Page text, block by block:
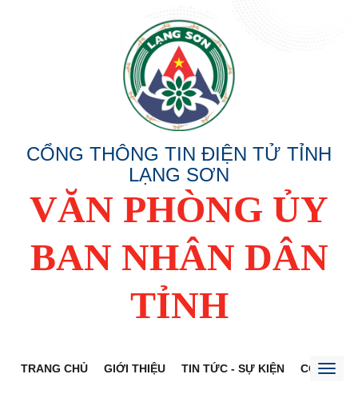
CỔNG THÔNG TIN ĐIỆN TỬ TỈNH
LẠNG SƠN
VĂN PHÒNG ỦY
BAN NHÂN DÂN
TỈNH
TRANG CHỦ GIỚI THIỆU TIN TỨC - SỰ KIỆN CỔNG